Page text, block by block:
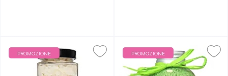
PROMOZIONE PROMOZIONE